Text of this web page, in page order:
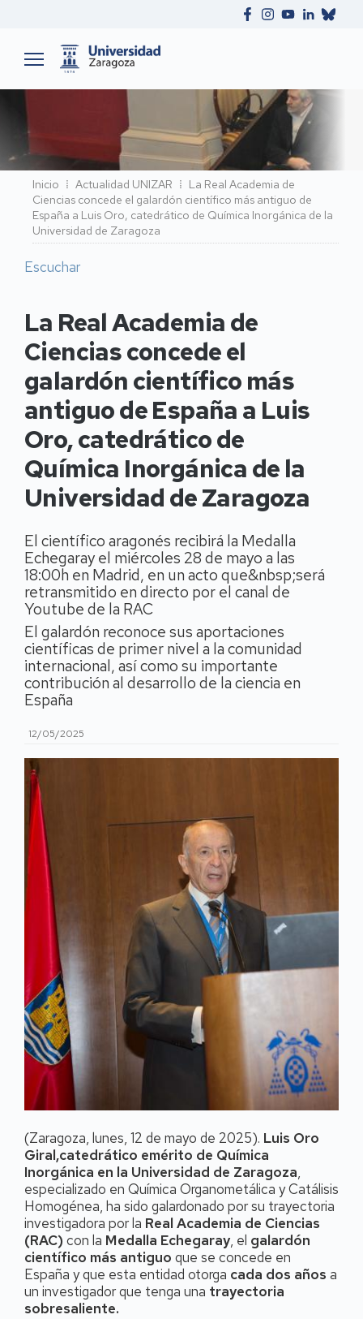
Ruta
de
navegación
Inicio Actualidad UNIZAR
La Real Academia de
Ciencias concede el galardón científico más antiguo de
España a Luis Oro, catedrático de Química Inorgánica de la
Universidad de Zaragoza
Escuchar
La Real Academia de
Ciencias concede el
galardón científico más
antiguo de España a Luis
Oro, catedrático de
Química Inorgánica de la
Universidad de Zaragoza
El científico aragonés recibirá la Medalla
Echegaray el miércoles 28 de mayo a las
18:00h en Madrid, en un acto que&nbsp;será
retransmitido en directo por el canal de
Youtube de la RAC
El galardón reconoce sus aportaciones
científicas de primer nivel a la comunidad
internacional, así como su importante
contribución al desarrollo de la ciencia en
España
12/05/2025
(Zaragoza, lunes, 12 de mayo de 2025). Luis Oro
Giral,catedrático emérito de Química
Inorgánica en la Universidad de Zaragoza,
especializado en Química Organometálica y Catálisis
Homogénea, ha sido galardonado por su trayectoria
investigadora por la Real Academia de Ciencias
(RAC) con la Medalla Echegaray, el galardón
científico más antiguo que se concede en
España y que esta entidad otorga cada dos años a
un investigador que tenga una trayectoria
sobresaliente.